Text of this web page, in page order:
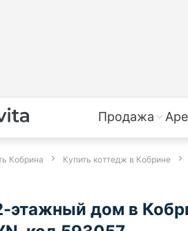
Продажа
Кобрина Купить коттедж в Кобрине
этажный дом в